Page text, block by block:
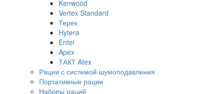
Kenwood
Vertex Standard
Терек
Hytera
Entel
Apex
ТАКТ Atex
Рации с системой шумоподавления
Портативные рации
Наборы раций